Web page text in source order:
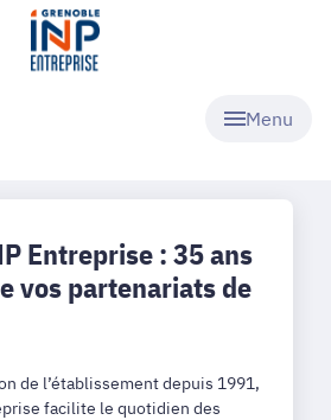
Menu
Entreprise : 35 ans
vos partenariats de
de l’établissement depuis 1991,
facilite le quotidien des